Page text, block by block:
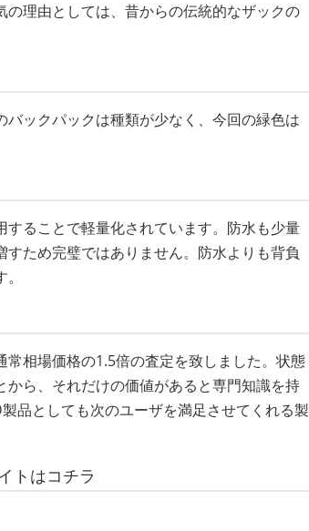
理由としては、昔からの伝統的なザックの
ックパックは種類が少なく、今回の緑色は
ることで軽量化されています。防水も少量
ため完璧ではありません。防水よりも背負
相場価格の1.5倍の査定を致しました。状態
ら、それだけの価値があると専門知識を持
品としても次のユーザを満足させてくれる製
トはコチラ